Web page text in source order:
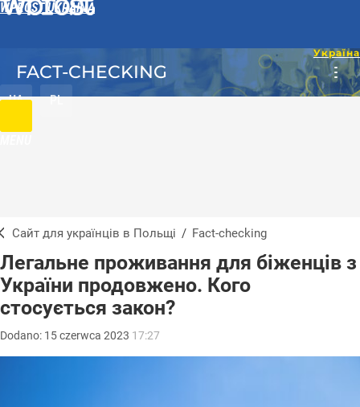
WPROST UKRAINA
UA PL
FACT-CHECKING
Сайт для українців в Польщі / Fact-checking
Легальне проживання для біженців з
України продовжено. Кого
стосується закон?
Dodano: 15czerwca 2023 17:27